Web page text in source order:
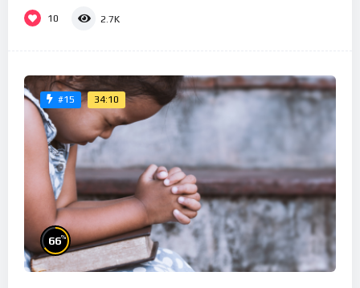
10 2.7K
#15 34:10
66%